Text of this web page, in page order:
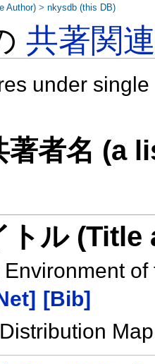
共著関
under
著者名 (a
トル
[Bib]
Author) >nkysdb (this DB)